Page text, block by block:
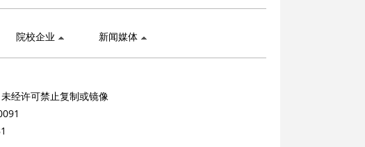
院校企业 新闻媒体
经许可禁止复制或镜像